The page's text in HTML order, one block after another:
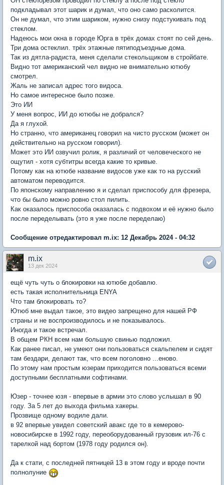
подкладывал этот шарик и думал, что оно само расколится.
Он не думал, что этим шариком, нужно снизу подстукивать под
стеклом.
Надеюсь мои окна в городе Юрга в трёх домах стоят по сей день.
Три дома остеклил. трёх этажные пятиподъездные дома.
Так из дятла-радиста, меня сделали стекольщиком в стройбате.
Видно тот американский чел видно не внимательно ютюбу
смотрел.
Жаль не записал адрес того видоса.
Но самое интересное было позже.
Это ИИ
У меня вопрос, ИИ до ютюбы не добрался?
Да я глухой.
Но странно, что американец говорил на чисто русском (может он
действительно на русском говорил).
Может это ИИ озвучил ролик, я различий от человеческого не
ощутил - хотя субтитры всегда какие то кривые.
Потому как на ютюбе название видосов уже как то на русский
автоматом переводится.
По японскому направлению я и сделал приспособу для фрезера,
что бы было можно ровно стол пилить.
Как оказалось приспособа оказалась с подвохом и её нужно было
после переделывать (это я уже после переделаю)
Сообщение отредактировал m.ix: 12 Декабрь 2024 - 04:32
m.ix
13 дек 2024
ещё чуть чуть о блокировки на ютюбе добавлю.
есть такая исполнительница ENYA
Что там блокировать то?
Ютюб мне выдал такое, это видео запрещено для нашей РФ
страны и не воспроизводилось и не показывалось.
Иногда и такое встречал.
В общем РКН всем нам большую свинью подложил.
Как ранее писал, не умеют они пользоваться скальпелем и сидят
там бездари, делают так, что всем поголовно ...еново.
По этому нам простым юзерам приходится пользоваться всеми
доступными бесплатными софтинами.
Юзер - точнее юзя - впервые в армии это слово услышал в 90
году. За 5 лет до выхода фильма хакеры.
Прозвище одному водиле дали.
в 92 впервые увидел советский авакс где то в кемерово-
новосибирске в 1992 году, переоборудованный грузовик ил-76 с
тарелкой над бортом (1978 году родился он).
Да к стати, с последней пятницей 13 в этом году и вроде почти
полнолуние